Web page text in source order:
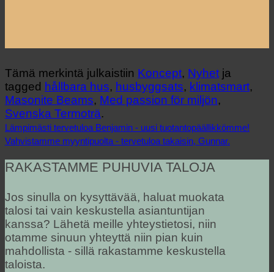
Tämä merkintä julkaistiin Koncept, Nyhet ja
tagged hållbara hus, husbyggsats, klimatsmart,
Masonite Beams, Med passion för miljön,
Svenska Termoträ.
Lämpimästi tervetuloa Benjamin - uusi tuotantopäällikkömme!
Vahvistamme myyntipuolta - tervetuloa takaisin, Gunnar.
RAKASTAMME PUHUVIA TALOJA
Jos sinulla on kysyttävää, haluat muokata
talosi tai vain keskustella asiantuntijan
kanssa? Lähetä meille yhteystietosi, niin
otamme sinuun yhteyttä niin pian kuin
mahdollista - sillä rakastamme keskustella
taloista.